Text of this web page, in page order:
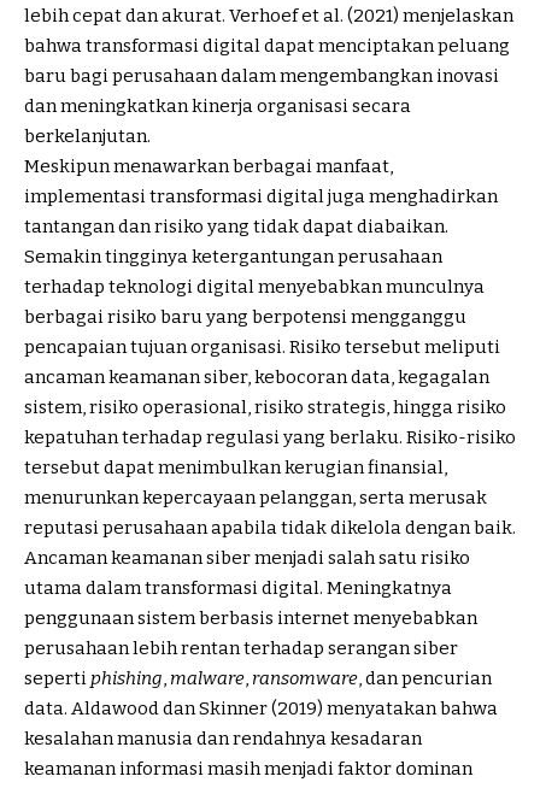
lebih cepat dan akurat. Verhoef et al. (2021) menjelaskan
bahwa transformasi digital dapat menciptakan peluang
baru bagi perusahaan dalam mengembangkan inovasi
dan meningkatkan kinerja organisasi secara
berkelanjutan.
Meskipun menawarkan berbagai manfaat,
implementasi transformasi digital juga menghadirkan
tantangan dan risiko yang tidak dapat diabaikan.
Semakin tingginya ketergantungan perusahaan
terhadap teknologi digital menyebabkan munculnya
berbagai risiko baru yang berpotensi mengganggu
pencapaian tujuan organisasi. Risiko tersebut meliputi
ancaman keamanan siber, kebocoran data, kegagalan
sistem, risiko operasional, risiko strategis, hingga risiko
kepatuhan terhadap regulasi yang berlaku. Risiko-risiko
tersebut dapat menimbulkan kerugian finansial,
menurunkan kepercayaan pelanggan, serta merusak
reputasi perusahaan apabila tidak dikelola dengan baik.
Ancaman keamanan siber menjadi salah satu risiko
utama dalam transformasi digital. Meningkatnya
penggunaan sistem berbasis internet menyebabkan
perusahaan lebih rentan terhadap serangan siber
seperti phishing malware ransomware , dan pencurian
data. Aldawood dan Skinner (2019) menyatakan bahwa
kesalahan manusia dan rendahnya kesadaran
keamanan informasi masih menjadi faktor dominan